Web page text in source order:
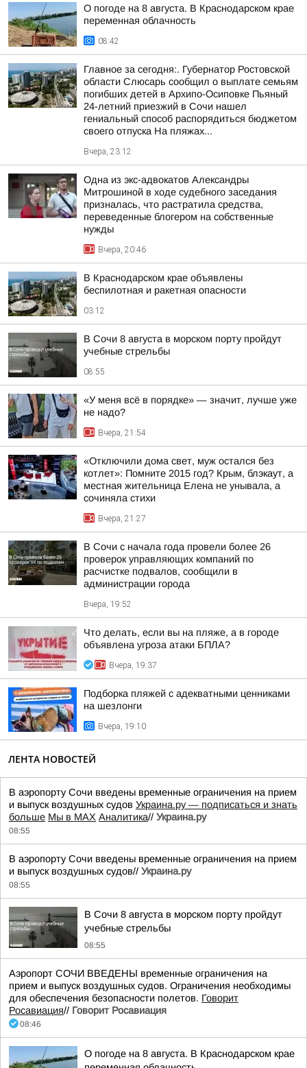
О погоде на 8 августа. В Краснодарском крае
переменная облачность
08:42
Главное за сегодня:. Губернатор Ростовской
области Слюсарь сообщил о выплате семьям
погибших детей в Архипо-Осиповке Пьяный
24-летний приезжий в Сочи нашел
гениальный способ распорядиться бюджетом
своего отпуска На пляжах...
Вчера, 23:12
Одна из экс-адвокатов Александры
Митрошиной в ходе судебного заседания
призналась, что растратила средства,
переведенные блогером на собственные
нужды
Вчера, 20:46
В Краснодарском крае объявлены
беспилотная и ракетная опасности
03:12
В Сочи 8 августа в морском порту пройдут
учебные стрельбы
08:55
«У меня всё в порядке» — значит, лучше уже
не надо?
Вчера, 21:54
«Отключили дома свет, муж остался без
котлет»: Помните 2015 год? Крым, блэкаут, а
местная жительница Елена не унывала, а
сочиняла стихи
Вчера, 21:27
В Сочи с начала года провели более 26
проверок управляющих компаний по
расчистке подвалов, сообщили в
администрации города
Вчера, 19:52
Что делать, если вы на пляже, а в городе
объявлена угроза атаки БПЛА?
Вчера, 19:37
Подборка пляжей с адекватными ценниками
на шезлонги
Вчера, 19:10
ЛЕНТА НОВОСТЕЙ
В аэропорту Сочи введены временные ограничения на прием
и выпуск воздушных судов Украина.ру — подписаться и знать
больше Мы в MAX Аналитика// Украина.ру
08:55
В аэропорту Сочи введены временные ограничения на прием
и выпуск воздушных судов// Украина.ру
08:55
В Сочи 8 августа в морском порту пройдут
учебные стрельбы
08:55
Аэропорт СОЧИ ВВЕДЕНЫ временные ограничения на
прием и выпуск воздушных судов. Ограничения необходимы
для обеспечения безопасности полетов. Говорит
Росавиация// Говорит Росавиация
08:46
О погоде на 8 августа. В Краснодарском крае